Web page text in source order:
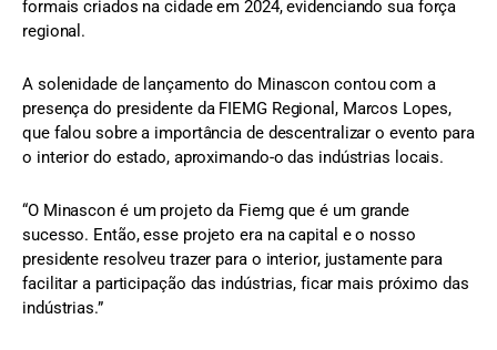
formais criados na cidade em 2024, evidenciando sua força
regional.
A solenidade de lançamento do Minascon contou com a
presença do presidente da FIEMG Regional, Marcos Lopes,
que falou sobre a importância de descentralizar o evento para
o interior do estado, aproximando-o das indústrias locais.
“O Minascon é um projeto da Fiemg que é um grande
sucesso. Então, esse projeto era na capital e o nosso
presidente resolveu trazer para o interior, justamente para
facilitar a participação das indústrias, ficar mais próximo das
indústrias.”